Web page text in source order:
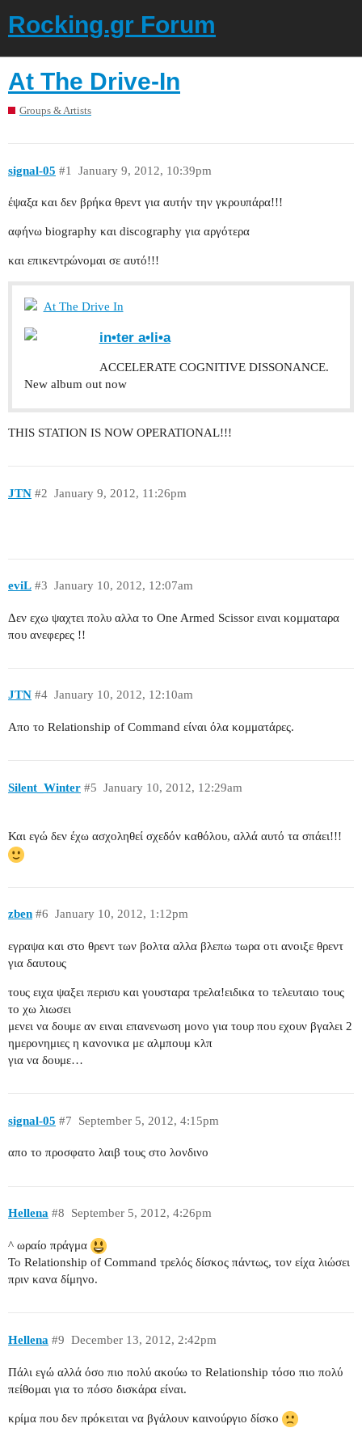
Rocking.gr Forum
At The Drive-In
Groups & Artists
signal-05 January 9, 2012, 10:39pm
#1
έψαξα και δεν βρήκα θρεντ για αυτήν την γκρουπάρα!!!
αφήνω biography και discography για αργότερα
και επικεντρώνομαι σε αυτό!!!
At The Drive In
in•ter a•li•a
ACCELERATE COGNITIVE DISSONANCE.
New album out now
THIS STATION IS NOW OPERATIONAL!!!
JTN January 9, 2012, 11:26pm
#2
eviL January 10, 2012, 12:07am
#3
Δεν εχω ψαχτει πολυ αλλα το One Armed Scissor ειναι κομματαρα
που ανεφερες !!
JTN January 10, 2012, 12:10am
#4
Απο το Relationship of Command είναι όλα κομματάρες.
Silent_Winter January 10, 2012, 12:29am
#5
Και εγώ δεν έχω ασχοληθεί σχεδόν καθόλου, αλλά αυτό τα σπάει!!!
zben January 10, 2012, 1:12pm
#6
εγραψα και στο θρεντ των βολτα αλλα βλεπω τωρα οτι ανοιξε θρεντ
για δαυτους
τους ειχα ψαξει περισυ και γουσταρα τρελα!ειδικα το τελευταιο τους
το χω λιωσει
μενει να δουμε αν ειναι επανενωση μονο για τουρ που εχουν βγαλει 2
ημερονημιες η κανονικα με αλμπουμ κλπ
για να δουμε…
signal-05 September 5, 2012, 4:15pm
#7
απο το προσφατο λαιβ τους στο λονδινο
Hellena September 5, 2012, 4:26pm
#8
^ ωραίο πράγμα
Το Relationship of Command τρελός δίσκος πάντως, τον είχα λιώσει
πριν κανα δίμηνο.
Hellena December 13, 2012, 2:42pm
#9
Πάλι εγώ αλλά όσο πιο πολύ ακούω το Relationship τόσο πιο πολύ
πείθομαι για το πόσο δισκάρα είναι.
κρίμα που δεν πρόκειται να βγάλουν καινούργιο δίσκο